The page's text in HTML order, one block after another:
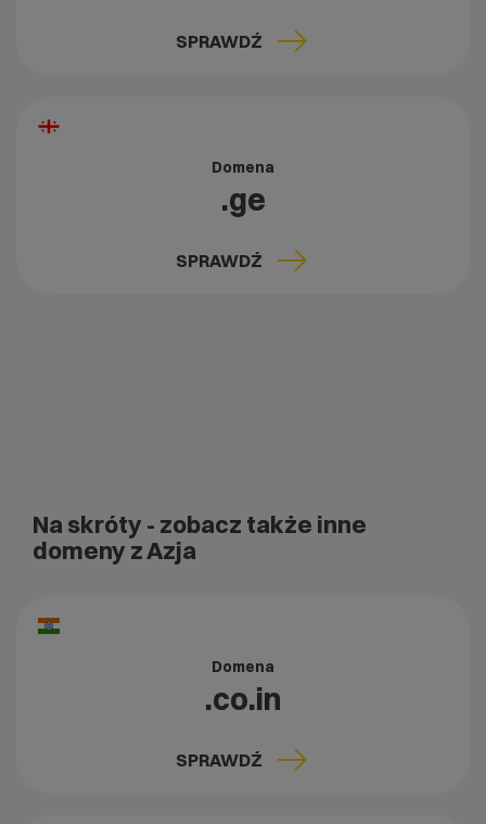
SPRAWDŹ
Domena
.ge
SPRAWDŹ
Na skróty - zobacz także inne
domeny z Azja
Domena
.co.in
SPRAWDŹ